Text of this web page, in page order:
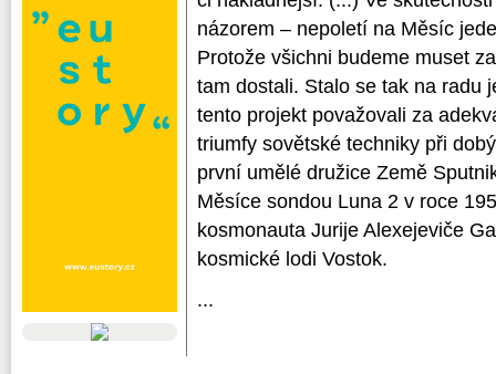
názorem – nepoletí na Měsíc
Protože všichni budeme muset
tam dostali. Stalo se tak na radu
tento projekt považovali za
triumfy sovětské techniky při
první umělé družice Země
Měsíce sondou Luna 2 v roce
kosmonauta Jurije Alexejeviče
kosmické lodi Vostok.
...